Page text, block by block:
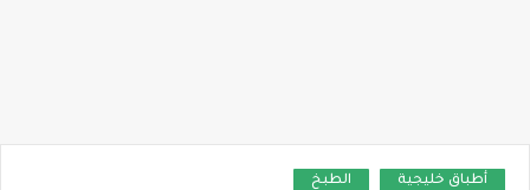
أطباق خليجية الطبخ